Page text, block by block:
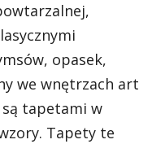
opasek,
we wnętrzach art
tapetami w
Tapety te